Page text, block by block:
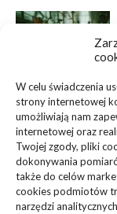
W celu świadczenia
strony internetowej
umożliwiają nam
internetowej oraz
Twojej zgody, pliki
dokonywania
także do celów
cookies podmiotów
narzędzi
linki z nap
KATEGORIE
Inne